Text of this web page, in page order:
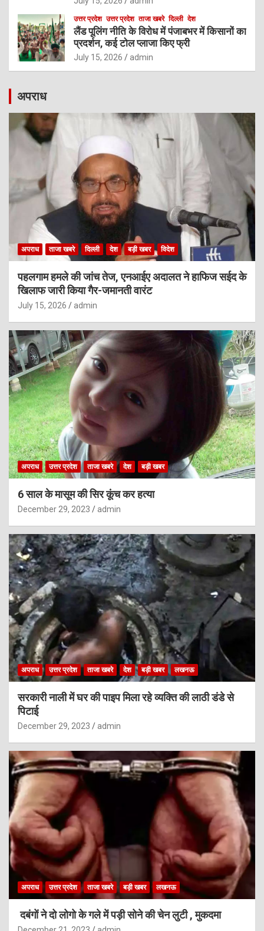
उत्तर प्रदेश उत्तर प्रदेश ताजा खबरे दिल्ली देश
लैंड पूलिंग नीति के विरोध में पंजाबभर में किसानों का
प्रदर्शन, कई टोल प्लाजा किए फ्री
July 15, 2026 admin
अपराध
अपराध ताजा खबरे दिल्ली देश बड़ी खबर विदेश
पहलगाम हमले की जांच तेज, एनआईए अदालत ने हाफिज सईद के
खिलाफ जारी किया गैर-जमानती वारंट
July 15, 2026 admin
अपराध उत्तर प्रदेश ताजा खबरे देश बड़ी खबर
6 साल के मासूम की सिर कूंच कर हत्या
December 29, 2023 admin
अपराध उत्तर प्रदेश ताजा खबरे देश बड़ी खबर लखनऊ
सरकारी नाली में घर की पाइप मिला रहे व्यक्ति की लाठी डंडे से
पिटाई
December 29, 2023 admin
अपराध उत्तर प्रदेश ताजा खबरे बड़ी खबर लखनऊ
दबंगों ने दो लोगो के गले में पड़ी सोने की चेन लुटी , मुकदमा